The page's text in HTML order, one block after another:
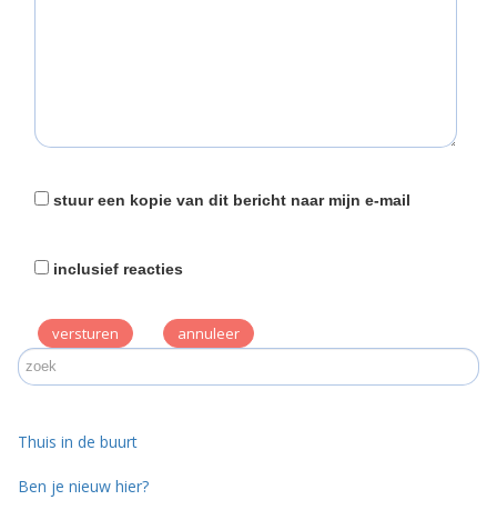
stuur een kopie van dit bericht naar mijn e-mail
inclusief reacties
versturen
Thuis in de buurt
Ben je nieuw hier?